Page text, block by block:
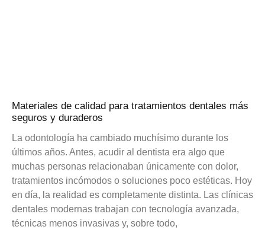
Materiales de calidad para tratamientos dentales más
seguros y duraderos
La odontología ha cambiado muchísimo durante los
últimos años. Antes, acudir al dentista era algo que
muchas personas relacionaban únicamente con dolor,
tratamientos incómodos o soluciones poco estéticas. Hoy
en día, la realidad es completamente distinta. Las clínicas
dentales modernas trabajan con tecnología avanzada,
técnicas menos invasivas y, sobre todo,